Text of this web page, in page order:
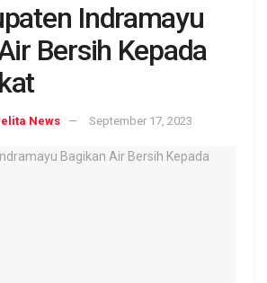
Indramayu
Bersih Kepada
News September 17, 2023